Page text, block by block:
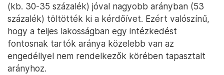
(kb. 30-35 százalék) jóval nagyobb arányban (53
százalék) töltötték ki a kérdőívet. Ezért valószínű,
hogy a teljes lakosságban egy intézkedést
fontosnak tartók aránya közelebb van az
engedéllyel nem rendelkezők körében tapasztalt
arányhoz.